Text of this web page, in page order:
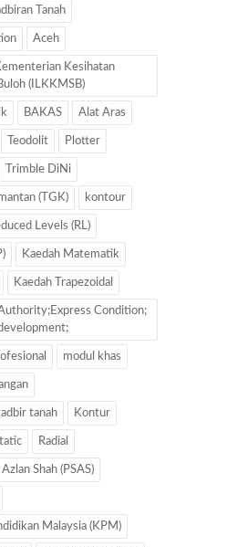
Tanah
Aceh
Kesihatan
(ILKKMSB)
BAKAS Alat Aras
Teodolit Plotter
Trimble DiNi
(TGK) kontour
Levels (RL)
Kaedah Matematik
Kaedah Trapezoidal
Condition;
modul khas
tanah Kontur
Radial
Shah (PSAS)
Malaysia (KPM)